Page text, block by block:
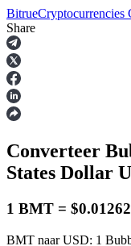
Termijncontracten
USDT-futures
BitrueCryptocurrencies
Share
Converteer
States Dollar
1 BMT =
BMT naar USD: 1